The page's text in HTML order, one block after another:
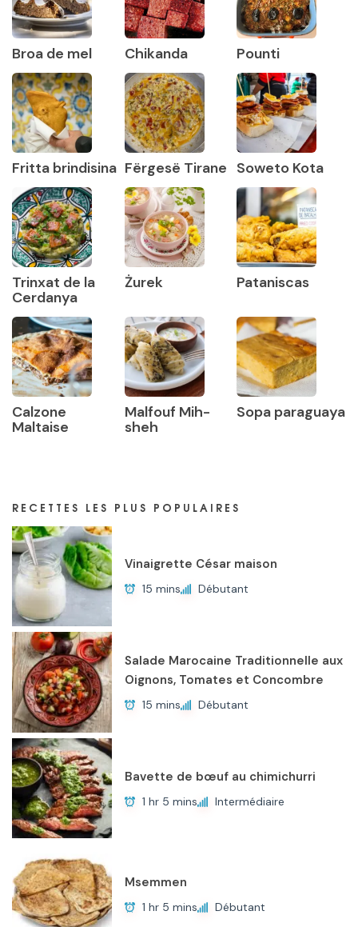
Broa de mel Chikanda Pounti
Fritta brindisina Fërgesë Tirane Soweto Kota
Trinxat de la
Cerdanya
Żurek Pataniscas
Calzone
Maltaise
Malfouf Mih-
sheh
Sopa paraguaya
RECETTES LES PLUS POPULAIRES
Vinaigrette César maison
15 mins Débutant
Salade Marocaine Traditionnelle aux
Oignons, Tomates et Concombre
15 mins Débutant
Bavette de bœuf au chimichurri
1 hr 5 mins Intermédiaire
Msemmen
1 hr 5 mins Débutant